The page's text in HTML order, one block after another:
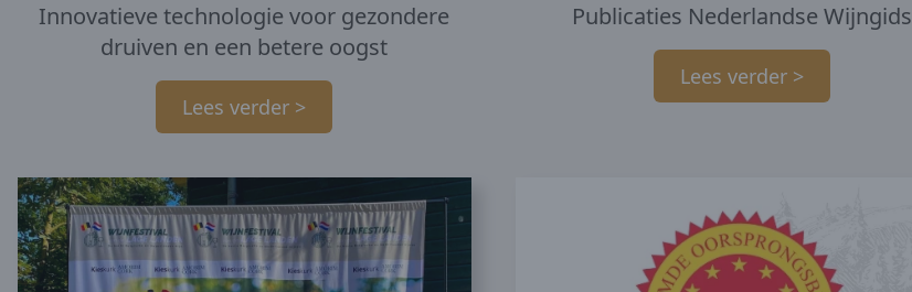
Innovatieve technologie voor gezondere
druiven en een betere oogst
Lees verder >
Publicaties Nederlandse Wijngids
Lees verder >